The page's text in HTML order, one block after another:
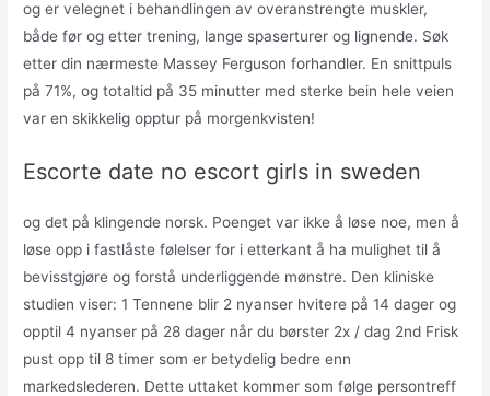
og er velegnet i behandlingen av overanstrengte muskler,
både før og etter trening, lange spaserturer og lignende. Søk
etter din nærmeste Massey Ferguson forhandler. En snittpuls
på 71%, og totaltid på 35 minutter med sterke bein hele veien
var en skikkelig opptur på morgenkvisten!
Escorte date no escort girls in sweden
og det på klingende norsk. Poenget var ikke å løse noe, men å
løse opp i fastlåste følelser for i etterkant å ha mulighet til å
bevisstgjøre og forstå underliggende mønstre. Den kliniske
studien viser: 1 Tennene blir 2 nyanser hvitere på 14 dager og
opptil 4 nyanser på 28 dager når du børster 2x / dag 2nd Frisk
pust opp til 8 timer som er betydelig bedre enn
markedslederen. Dette uttaket kommer som følge persontreff